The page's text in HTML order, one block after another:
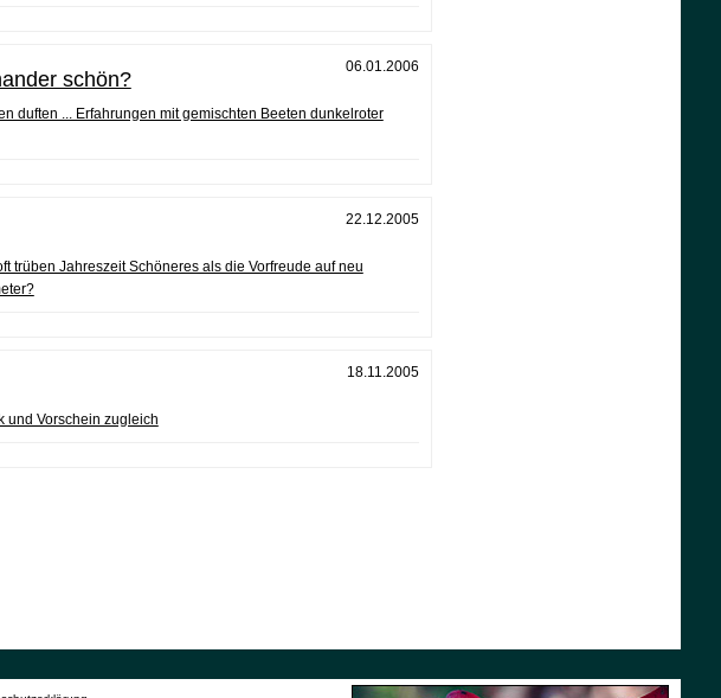
06.01.2006
schön?
duften ... Erfahrungen mit gemischten Beeten dunkelroter
22.12.2005
trüben Jahreszeit Schöneres als die Vorfreude auf neu
18.11.2005
und Vorschein zugleich